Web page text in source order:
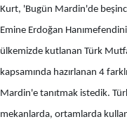
Kurt, 'Bugün Mardin'de
Emine Erdoğan
ülkemizde kutlanan Türk
kapsamında hazırlanan 4
Mardin'e tanıtmak istedik.
mekanlarda, ortamlarda